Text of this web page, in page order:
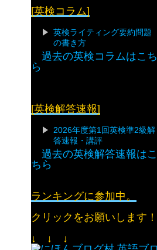
[英検コラム]
英検ライティング要約問題
の書き方
過去の英検コラムはこち
ら
[英検解答速報]
2026年度第1回英検準2級解
答速報・講評
過去の英検解答速報はこ
ちら
ランキングに参加中。
クリックをお願いします！
↓ ↓ ↓